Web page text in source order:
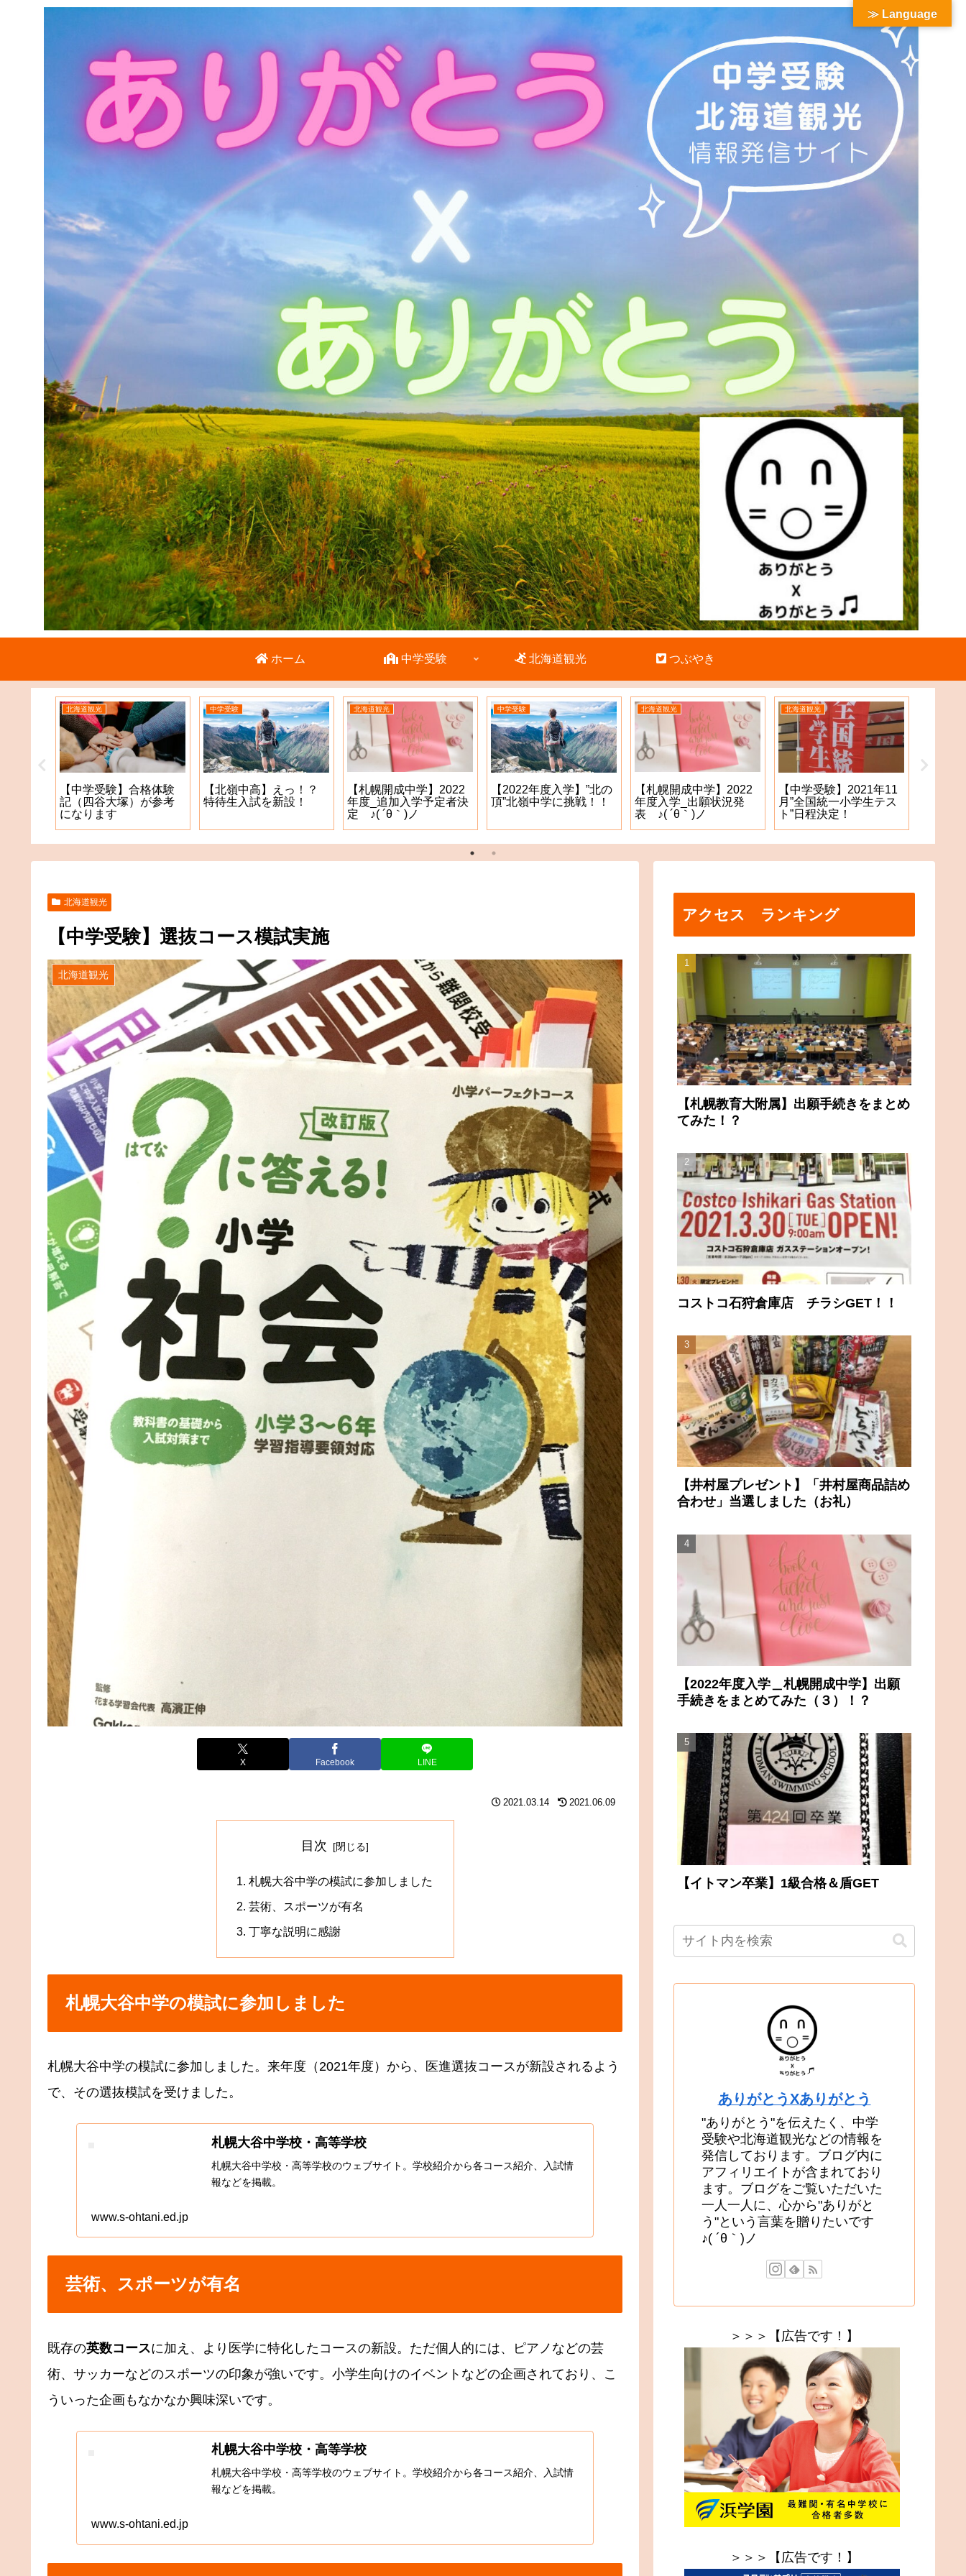
ホーム 中学受験 北海道観光 つぶやき
北海道観光
【中学受験】合格体験
記（四谷大塚）が参考
になります
中学受験
【北嶺中高】えっ！？
特待生入試を新設！
北海道観光
【札幌開成中学】2022
年度_追加入学予定者決
定 ♪( ´θ｀)ノ
中学受験
【2022年度入学】”北の
頂”北嶺中学に挑戦！！
北海道観光
【札幌開成中学】2022
年度入学_出願状況発
表 ♪( ´θ｀)ノ
北海道観光
【中学受験】2021年11
月”全国統一小学生テス
ト”日程決定！
北海道観光
【中学受験】選抜コース模試実施
北海道観光
X Facebook LINE
2021.03.14 2021.06.09
目次
札幌大谷中学の模試に参加しました
芸術、スポーツが有名
丁寧な説明に感謝
札幌大谷中学の模試に参加しました
札幌大谷中学の模試に参加しました。来年度（2021年度）から、医進選抜コースが新設されるよう
で、その選抜模試を受けました。
札幌大谷中学校・高等学校
札幌大谷中学校・高等学校のウェブサイト。学校紹介から各コース紹介、入試情
報などを掲載。
www.s-ohtani.ed.jp
芸術、スポーツが有名
既存の英数コースに加え、より医学に特化したコースの新設。ただ個人的には、ピアノなどの芸
術、サッカーなどのスポーツの印象が強いです。小学生向けのイベントなどの企画されており、こ
ういった企画もなかなか興味深いです。
札幌大谷中学校・高等学校
札幌大谷中学校・高等学校のウェブサイト。学校紹介から各コース紹介、入試情
報などを掲載。
www.s-ohtani.ed.jp
アクセス ランキング
【札幌教育大附属】出願手続きをまとめ
てみた！？
コストコ石狩倉庫店 チラシGET！！
【井村屋プレゼント】「井村屋商品詰め
合わせ」当選しました（お礼）
【2022年度入学＿札幌開成中学】出願
手続きをまとめてみた（３）！？
【イトマン卒業】1級合格＆盾GET
ありがとうXありがとう
"ありがとう"を伝えたく、中学
受験や北海道観光などの情報を
発信しております。ブログ内に
アフィリエイトが含まれており
ます。ブログをご覧いただいた
一人一人に、心から"ありがと
う"という言葉を贈りたいです
♪( ´θ｀)ノ
＞＞＞【広告です！】
＞＞＞【広告です！】
≫ Language